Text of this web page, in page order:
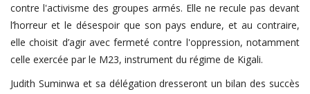
contre l'activisme des groupes armés. Elle ne recule pas devant
l’horreur et le désespoir que son pays endure, et au contraire,
elle choisit d’agir avec fermeté contre l'oppression, notamment
celle exercée par le M23, instrument du régime de Kigali.
Judith Suminwa et sa délégation dresseront un bilan des succès